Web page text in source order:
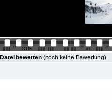
bewerten(noch keine Bewertung)